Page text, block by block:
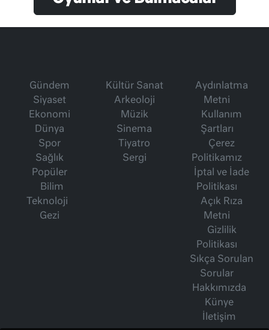
Gündem
Siyaset
Ekonomi
Dünya
Spor
Sağlık
Popüler
Bilim
Teknoloji
Gezi
Kültür Sanat
Arkeoloji
Müzik
Sinema
Tiyatro
Sergi
Aydınlatma
Metni
Kullanım
Şartları
Çerez
Politikamız
İptal ve İade
Politikası
Açık Rıza
Metni
Gizlilik
Politikası
Sıkça Sorulan
Sorular
Hakkımızda
Künye
İletişim